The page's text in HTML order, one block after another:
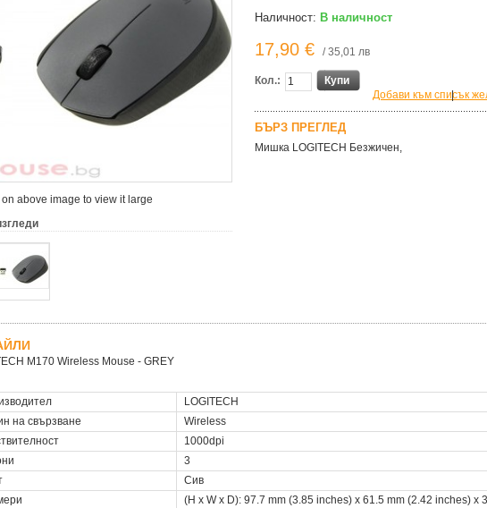
on above image to view it large
Наличност: В наличност
17,90 € / 35,01 лв
Кол.:
Купи
Добави към списък
|
БЪРЗ ПРЕГЛЕД
Мишка LOGITECH Безжичен,
M170 Wireless Mouse - GREY
LOGITECH
на свързване
Wireless
1000dpi
3
Сив
(H x W x D): 97.7 mm (3.85 inches) x 61.5 mm (2.42 inches) x